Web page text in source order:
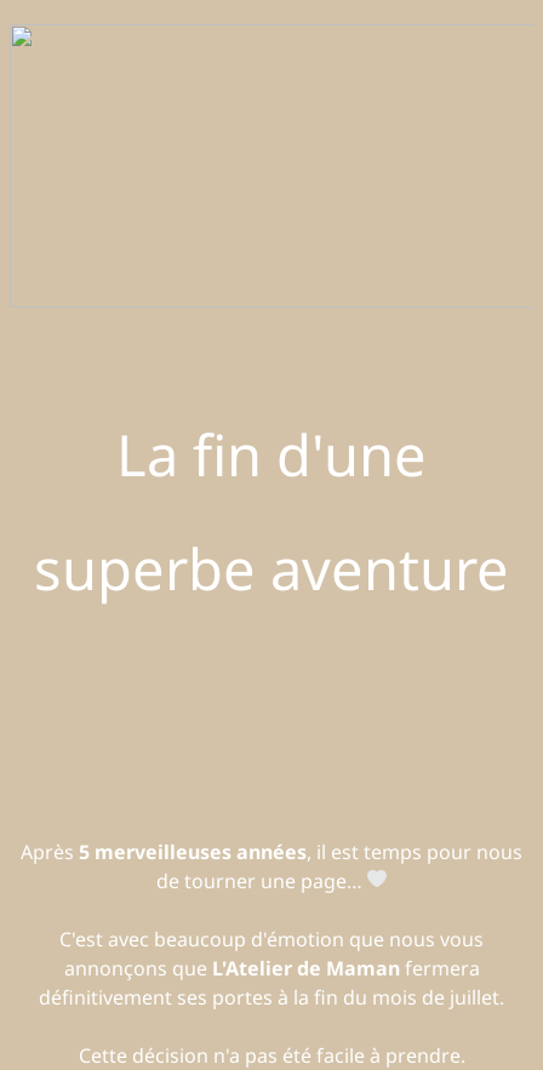
La fin d'une
superbe aventure
Après 5 merveilleuses années, il est temps pour nous
de tourner une page…
C'est avec beaucoup d'émotion que nous vous
annonçons que L'Atelier de Maman fermera
définitivement ses portes à la fin du mois de juillet.
Cette décision n'a pas été facile à prendre.